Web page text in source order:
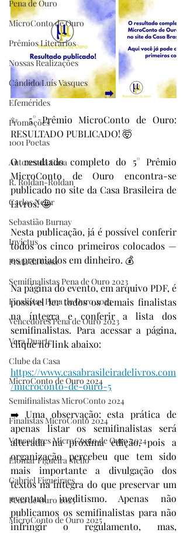
Pena de Ouro
MicroConto de Ouro
Prêmios Literários
Nossas Realizações
Cândido Luís Vasques
Efemérides
Promoções
1001 Poetas
Autores da Casa
R. Roldan-Roldan
Carlos Nejar
Sebastião Burnay
Invictus
Prata da Casa
Semifinalistas Pena de Ouro 2023
Finalistas Pena de Ouro 2023
Vencedores Pena de Ouro 2023
Vera Duarte
Clube da Casa
MicroConto de Ouro 2024
Semifinalistas MicroConto 2024
Finalistas MicroConto 2024
Vencedores MicroConto de Ouro 2024
Elomar Figueira Mello
Gabriel Figueiraes
Pena de Ouro 2025
MicroConto de Ouro 2025
✨ 5° Prêmio MicroConto de Ouro:
RESULTADO PUBLICADO! 🤯
O resultado completo do 5° Prêmio
MicroConto de Ouro encontra-se
publicado no site da Casa Brasileira de
Livros! 🤩
Nesta publicação, já é possível conferir
todos os cinco primeiros colocados —
os premiados em dinheiro. 💰
Na página do evento, em arquivo PDF, é
possível ler todos os demais finalistas
na íntegra e conferir a lista dos
semifinalistas. Para acessar a página,
clique no link abaixo:
https://www.casabrasileiradelivros.com
/microconto-de-ouro-5
➡️ Uma observação: esta prática de
apenas listar os semifinalistas será
alterada na próxima edição, pois a
organização percebeu que tem sido
mais importante a divulgação dos
textos na íntegra do que preservar um
eventual ineditismo. Apenas não
publicamos os semifinalistas para não
infringir o regulamento, mas,